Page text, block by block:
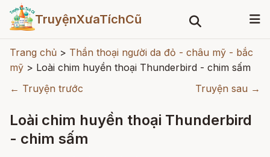
TruyệnXưaTíchCũ
Trang chủ > Thần thoại người da đỏ - châu mỹ - bắc
mỹ > Loài chim huyền thoại Thunderbird - chim sấm
← Truyện trước
Truyện sau →
Loài chim huyền thoại Thunderbird
- chim sấm